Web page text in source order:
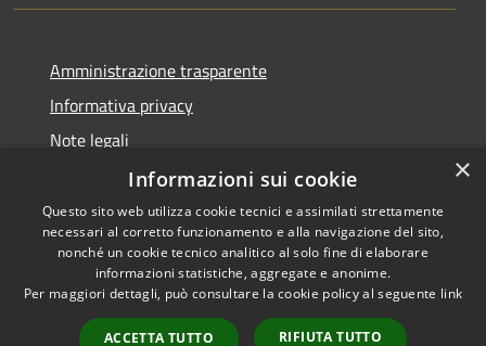
Amministrazione trasparente
Informativa privacy
Note legali
Dichiarazione di accessibilità
RSS
Accessibilità
Copyright © 2026 • Comune di
Darfo Boario Terme • Powered
byMunicipium Accesso
×
Informazioni sui cookie
Questo sito web utilizza cookie tecnici e assimilati strettamente
necessari al corretto funzionamento e alla navigazione del sito,
nonché un cookie tecnico analitico al solo fine di elaborare
informazioni statistiche, aggregate e anonime.
Per maggiori dettagli, può consultare la cookie policy al seguente link
ACCETTA TUTTO RIFIUTA TUTTO